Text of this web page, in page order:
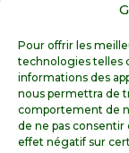
Pour offrir les
technologies telles
informations des
nous permettra de
comportement de
de ne pas
effet négatif sur
Livraison
détachées
Livraisons
jardin